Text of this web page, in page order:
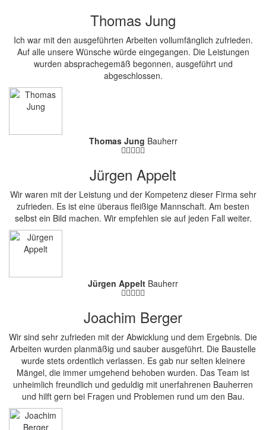
Thomas Jung
Ich war mit den ausgeführten Arbeiten vollumfänglich zufrieden.
Auf alle unsere Wünsche würde eingegangen. Die Leistungen
wurden absprachegemäß begonnen, ausgeführt und
abgeschlossen.
Thomas Jung Bauherr
Jürgen Appelt
Wir waren mit der Leistung und der Kompetenz dieser Firma sehr
zufrieden. Es ist eine überaus fleißige Mannschaft. Am besten
selbst ein Bild machen. Wir empfehlen sie auf jeden Fall weiter.
Jürgen Appelt Bauherr
Joachim Berger
Wir sind sehr zufrieden mit der Abwicklung und dem Ergebnis. Die
Arbeiten wurden planmäßig und sauber ausgeführt. Die Baustelle
wurde stets ordentlich verlassen. Es gab nur selten kleinere
Mängel, die immer umgehend behoben wurden. Das Team ist
unheimlich freundlich und geduldig mit unerfahrenen Bauherren
und hilft gern bei Fragen und Problemen rund um den Bau.